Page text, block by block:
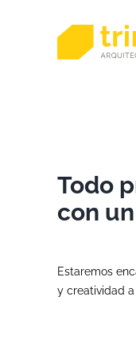
Todo
con
Estaremos
y creatividad a